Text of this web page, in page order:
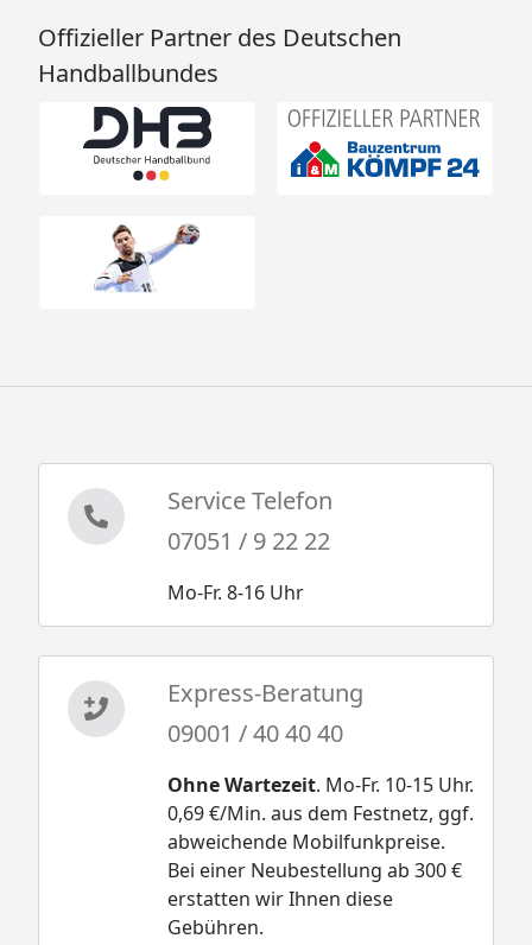
Offizieller Partner des Deutschen
Handballbundes
Service Telefon
07051 / 9 22 22
Mo-Fr. 8-16 Uhr
Express-Beratung
09001 / 40 40 40
Ohne Wartezeit. Mo-Fr. 10-15 Uhr.
0,69 €/Min. aus dem Festnetz, ggf.
abweichende Mobilfunkpreise.
Bei einer Neubestellung ab 300 €
erstatten wir Ihnen diese
Gebühren.